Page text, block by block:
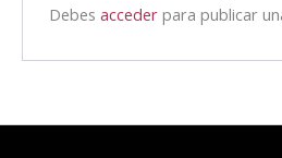
Debesacceder para publicar